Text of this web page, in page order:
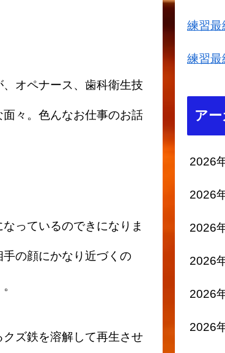
オペナース、歯科衛生技
々。色んなお仕事のお話
っているのできになりま
の顔にかなり近づくの
ズ鉄を溶解して再生させ
練習最
練習最
ア
2026
2026
2026
2026
2026
2026